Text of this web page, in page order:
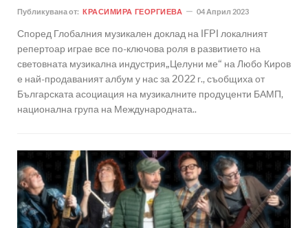
Публикувана от: КРАСИМИРА ГЕОРГИЕВА 04 Април 2023
Според Глобалния музикален доклад на IFPI локалният
репертоар играе все по-ключова роля в развитието на
световната музикална индустрия„Целуни ме“ на Любо Киров
е най-продаваният албум у нас за 2022 г., съобщиха от
Българската асоциация на музикалните продуценти БАМП,
национална група на Международната..